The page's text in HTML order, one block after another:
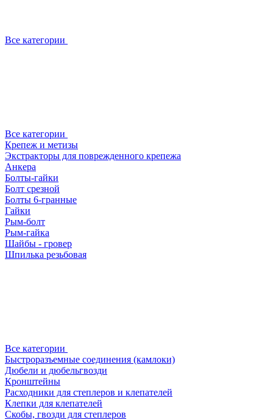
Все категории
Все категории
Крепеж и метизы
Экстракторы для поврежденного крепежа
Анкера
Болты-гайки
Болт срезной
Болты 6-гранные
Гайки
Рым-болт
Рым-гайка
Шайбы - гровер
Шпилька резьбовая
Все категории
Быстроразъемные соединения (камлоки)
Дюбели и дюбельгвозди
Кронштейны
Расходники для степлеров и клепателей
Клепки для клепателей
Скобы, гвозди для степлеров